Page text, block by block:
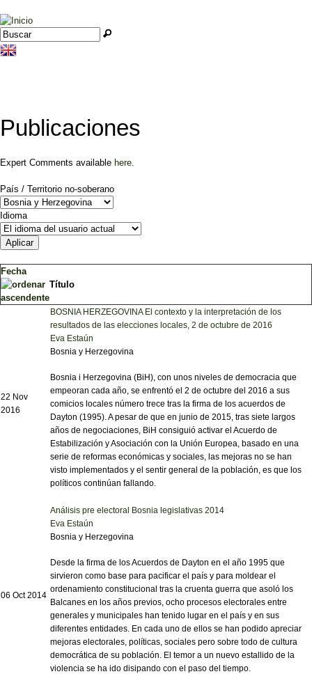
Jump to navigation
Formulario de búsqueda
Buscar
Publicaciones
Expert Comments available here
País / Territorio no-soberano
Idioma
Fecha
Título
22 Nov
2016
BOSNIA HERZEGOVINA El contexto y la interpretación de los
resultados de las elecciones locales, 2 de octubre de 2016
Eva Estaún
Bosnia y Herzegovina
Bosnia i Herzegovina (BiH), con unos niveles de democracia que
empeoran cada año, se enfrentó el 2 de octubre del 2016 a sus
comicios locales número trece tras la firma de los acuerdos de
Dayton (1995). A pesar de que en junio de 2015, tras siete largos
años de negociaciones, BiH consiguió activar el Acuerdo de
Estabilización y Asociación con la Unión Europea, basado en una
serie de reformas económicas y sociales, las mejoras no se han
visto implementados y el sentir general de la población, es que los
políticos continúan fallando.
06 Oct 2014
Análisis pre electoral Bosnia legislativas 2014
Eva Estaún
Bosnia y Herzegovina
Desde la firma de los Acuerdos de Dayton en el año 1995 que
sirvieron como base para pacificar el país y para moldear el
ordenamiento constitucional tras la cruenta guerra que asoló los
Balcanes en los años previos, ocho procesos electorales entre
generales y municipales han tenido lugar en el país y en sus
diferentes entidades. En cada uno de ellos se han podido apreciar
mejoras electorales, políticas, sociales pero sobre todo de cultura
democrática de su población. El temor a un nuevo estallido de la
violencia se ha ido disipando con el paso del tiempo.